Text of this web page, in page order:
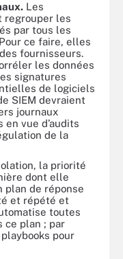
Les
regrouper les
par tous les
ce faire, elles
fournisseurs.
les données
signatures
de logiciels
SIEM devraient
journaux
vue d’audits
de la
la priorité
dont elle
plan de réponse
et répété et
toutes
ce plan ; par
pour